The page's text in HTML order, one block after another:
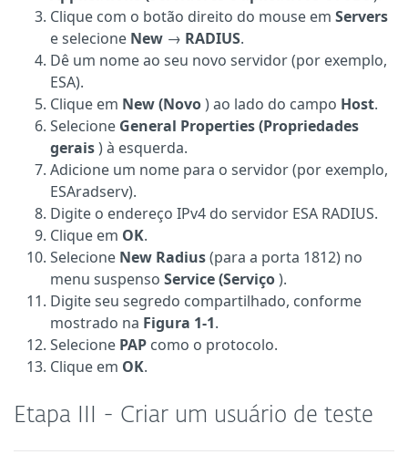
Clique com o botão direito do mouse em Servers
e selecione New → RADIUS.
Dê um nome ao seu novo servidor (por exemplo,
ESA).
Clique em New (Novo) ao lado do campo Host.
Selecione General Properties (Propriedades
gerais) à esquerda.
Adicione um nome para o servidor (por exemplo,
ESAradserv).
Digite o endereço IPv4 do servidor ESA RADIUS.
Clique em OK.
Selecione New Radius(para a porta 1812) no
menu suspenso Service (Serviço).
Digite seu segredo compartilhado, conforme
mostrado na Figura 1-1.
Selecione PAP como o protocolo.
Clique em OK.
Etapa III - Criar um usuário de teste